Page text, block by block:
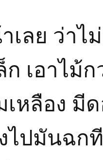
เลย ว่าไ
เอาไม้
เหลือง มี
ไปมันฉก